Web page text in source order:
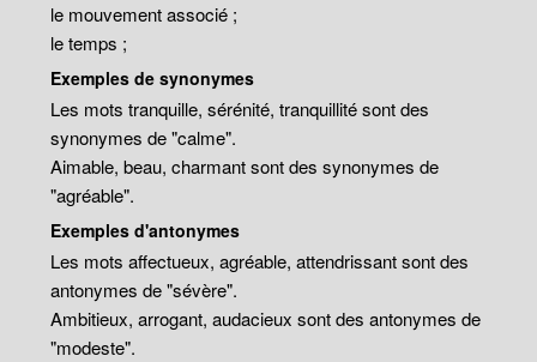
le mouvement associé ;
le temps ;
Exemples de synonymes
Les mots tranquille, sérénité, tranquillité sont des
synonymes de "calme".
Aimable, beau, charmant sont des synonymes de
"agréable".
Exemples d'antonymes
Les mots affectueux, agréable, attendrissant sont des
antonymes de "sévère".
Ambitieux, arrogant, audacieux sont des antonymes de
"modeste".